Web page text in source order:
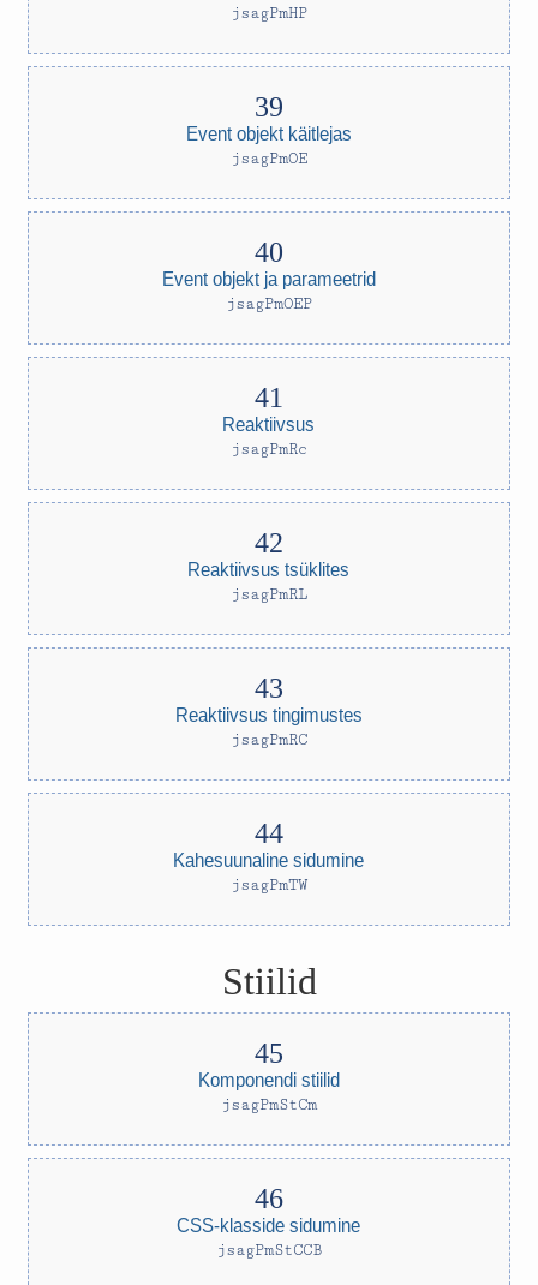
jsagPmHP
Event objekt käitlejas
jsagPmOE
Event objekt ja parameetrid
jsagPmOEP
Reaktiivsus
jsagPmRc
Reaktiivsus tsüklites
jsagPmRL
Reaktiivsus tingimustes
jsagPmRC
Kahesuunaline sidumine
jsagPmTW
Stiilid
Komponendi stiilid
jsagPmStCm
CSS-klasside sidumine
jsagPmStCCB